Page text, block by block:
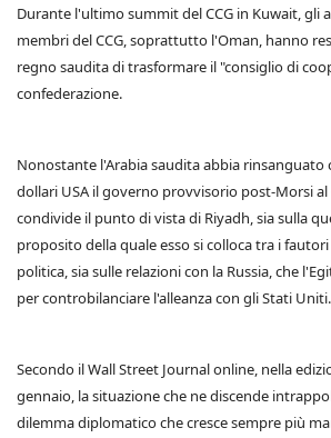
Durante l'ultimo summit del CCG in Kuwait, gli
membri del CCG, soprattutto l'Oman, hanno
regno saudita di trasformare il "consiglio di
confederazione.
Nonostante l'Arabia saudita abbia rinsanguato
dollari USA il governo provvisorio post-Morsi
condivide il punto di vista di Riyadh, sia sulla
proposito della quale esso si colloca tra i
politica, sia sulle relazioni con la Russia, che
per controbilanciare l'alleanza con gli Stati Uniti.
Secondo il Wall Street Journal online, nella
gennaio, la situazione che ne discende
dilemma diplomatico che cresce sempre più